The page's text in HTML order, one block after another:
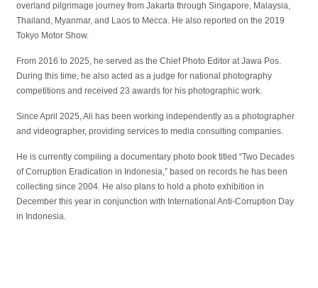
overland pilgrimage journey from Jakarta through Singapore, Malaysia,
Thailand, Myanmar, and Laos to Mecca. He also reported on the 2019
Tokyo Motor Show.
From 2016 to 2025, he served as the Chief Photo Editor at Jawa Pos.
During this time, he also acted as a judge for national photography
competitions and received 23 awards for his photographic work.
Since April 2025, Ali has been working independently as a photographer
and videographer, providing services to media consulting companies.
He is currently compiling a documentary photo book titled “Two Decades
of Corruption Eradication in Indonesia,” based on records he has been
collecting since 2004. He also plans to hold a photo exhibition in
December this year in conjunction with International Anti-Corruption Day
in Indonesia.